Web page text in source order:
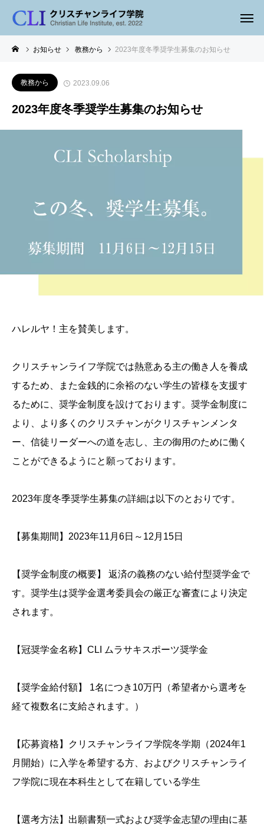
お知らせ 教務から 2023年度冬季奨学生募集のお知らせ
教務から 2023.09.06
2023年度冬季奨学生募集のお知らせ
ハレルヤ！主を賛美します。
クリスチャンライフ学院では熱意ある主の働き人を養成
するため、また金銭的に余裕のない学生の皆様を支援す
るために、奨学金制度を設けております。奨学金制度に
より、より多くのクリスチャンがクリスチャンメンタ
ー、信徒リーダーへの道を志し、主の御用のために働く
ことができるようにと願っております。
2023年度冬季奨学生募集の詳細は以下のとおりです。
【募集期間】2023年11月6日～12月15日
【奨学金制度の概要】 返済の義務のない給付型奨学金で
す。奨学生は奨学金選考委員会の厳正な審査により決定
されます。
【冠奨学金名称】CLI ムラサキスポーツ奨学金
【奨学金給付額】 1名につき10万円（希望者から選考を
経て複数名に支給されます。）
【応募資格】クリスチャンライフ学院冬学期（2024年1
月開始）に入学を希望する方、およびクリスチャンライ
フ学院に現在本科生として在籍している学生
【選考方法】出願書類一式および奨学金志望の理由に基